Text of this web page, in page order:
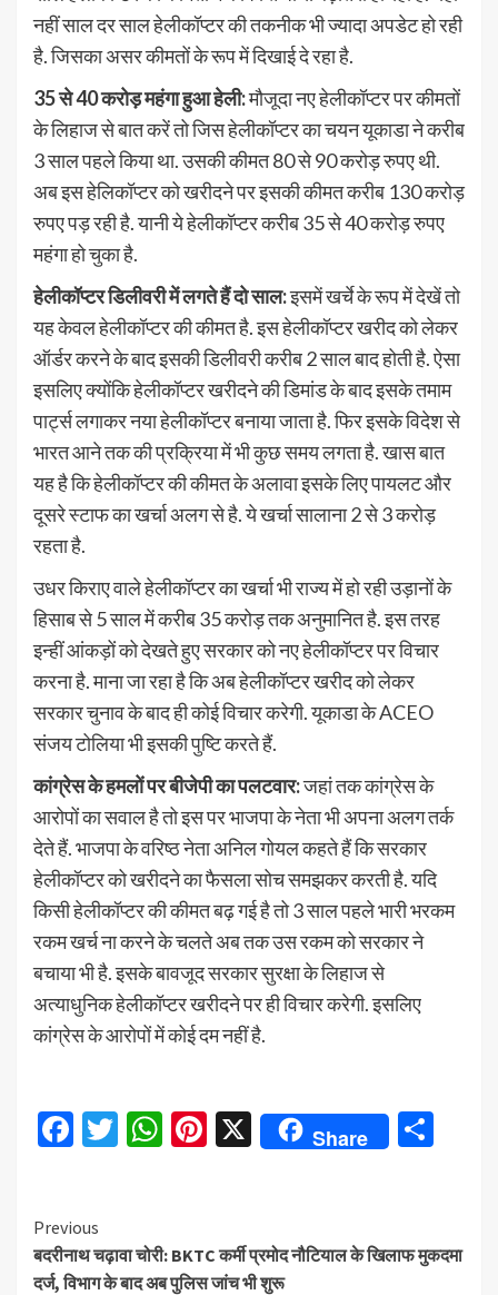
नहीं साल दर साल हेलीकॉप्टर की तकनीक भी ज्यादा अपडेट हो रही
है. जिसका असर कीमतों के रूप में दिखाई दे रहा है.
35 से 40 करोड़ महंगा हुआ हेली:मौजूदा नए हेलीकॉप्टर पर कीमतों
के लिहाज से बात करें तो जिस हेलीकॉप्टर का चयन यूकाडा ने करीब
3 साल पहले किया था. उसकी कीमत 80 से 90 करोड़ रुपए थी.
अब इस हेलिकॉप्टर को खरीदने पर इसकी कीमत करीब 130 करोड़
रुपए पड़ रही है. यानी ये हेलीकॉप्टर करीब 35 से 40 करोड़ रुपए
महंगा हो चुका है.
हेलीकॉप्टर डिलीवरी में लगते हैं दो साल:इसमें खर्चे के रूप में देखें तो
यह केवल हेलीकॉप्टर की कीमत है. इस हेलीकॉप्टर खरीद को लेकर
ऑर्डर करने के बाद इसकी डिलीवरी करीब 2 साल बाद होती है. ऐसा
इसलिए क्योंकि हेलीकॉप्टर खरीदने की डिमांड के बाद इसके तमाम
पार्ट्स लगाकर नया हेलीकॉप्टर बनाया जाता है. फिर इसके विदेश से
भारत आने तक की प्रक्रिया में भी कुछ समय लगता है. खास बात
यह है कि हेलीकॉप्टर की कीमत के अलावा इसके लिए पायलट और
दूसरे स्टाफ का खर्चा अलग से है. ये खर्चा सालाना 2 से 3 करोड़
रहता है.
उधर किराए वाले हेलीकॉप्टर का खर्चा भी राज्य में हो रही उड़ानों के
हिसाब से 5 साल में करीब 35 करोड़ तक अनुमानित है. इस तरह
इन्हीं आंकड़ों को देखते हुए सरकार को नए हेलीकॉप्टर पर विचार
करना है. माना जा रहा है कि अब हेलीकॉप्टर खरीद को लेकर
सरकार चुनाव के बाद ही कोई विचार करेगी. यूकाडा के ACEO
संजय टोलिया भी इसकी पुष्टि करते हैं.
कांग्रेस के हमलों पर बीजेपी का पलटवार:जहां तक कांग्रेस के
आरोपों का सवाल है तो इस पर भाजपा के नेता भी अपना अलग तर्क
देते हैं. भाजपा के वरिष्ठ नेता अनिल गोयल कहते हैं कि सरकार
हेलीकॉप्टर को खरीदने का फैसला सोच समझकर करती है. यदि
किसी हेलीकॉप्टर की कीमत बढ़ गई है तो 3 साल पहले भारी भरकम
रकम खर्च ना करने के चलते अब तक उस रकम को सरकार ने
बचाया भी है. इसके बावजूद सरकार सुरक्षा के लिहाज से
अत्याधुनिक हेलीकॉप्टर खरीदने पर ही विचार करेगी. इसलिए
कांग्रेस के आरोपों में कोई दम नहीं है.
Facebook
Twitter
WhatsApp
Pinterest
X Share
Continue
Reading
Previous
बदरीनाथ चढ़ावा चोरी: BKTC कर्मी प्रमोद नौटियाल के खिलाफ मुकदमा
दर्ज, विभाग के बाद अब पुलिस जांच भी शुरू